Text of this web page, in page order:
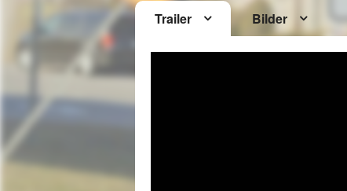
Trailer Bilder